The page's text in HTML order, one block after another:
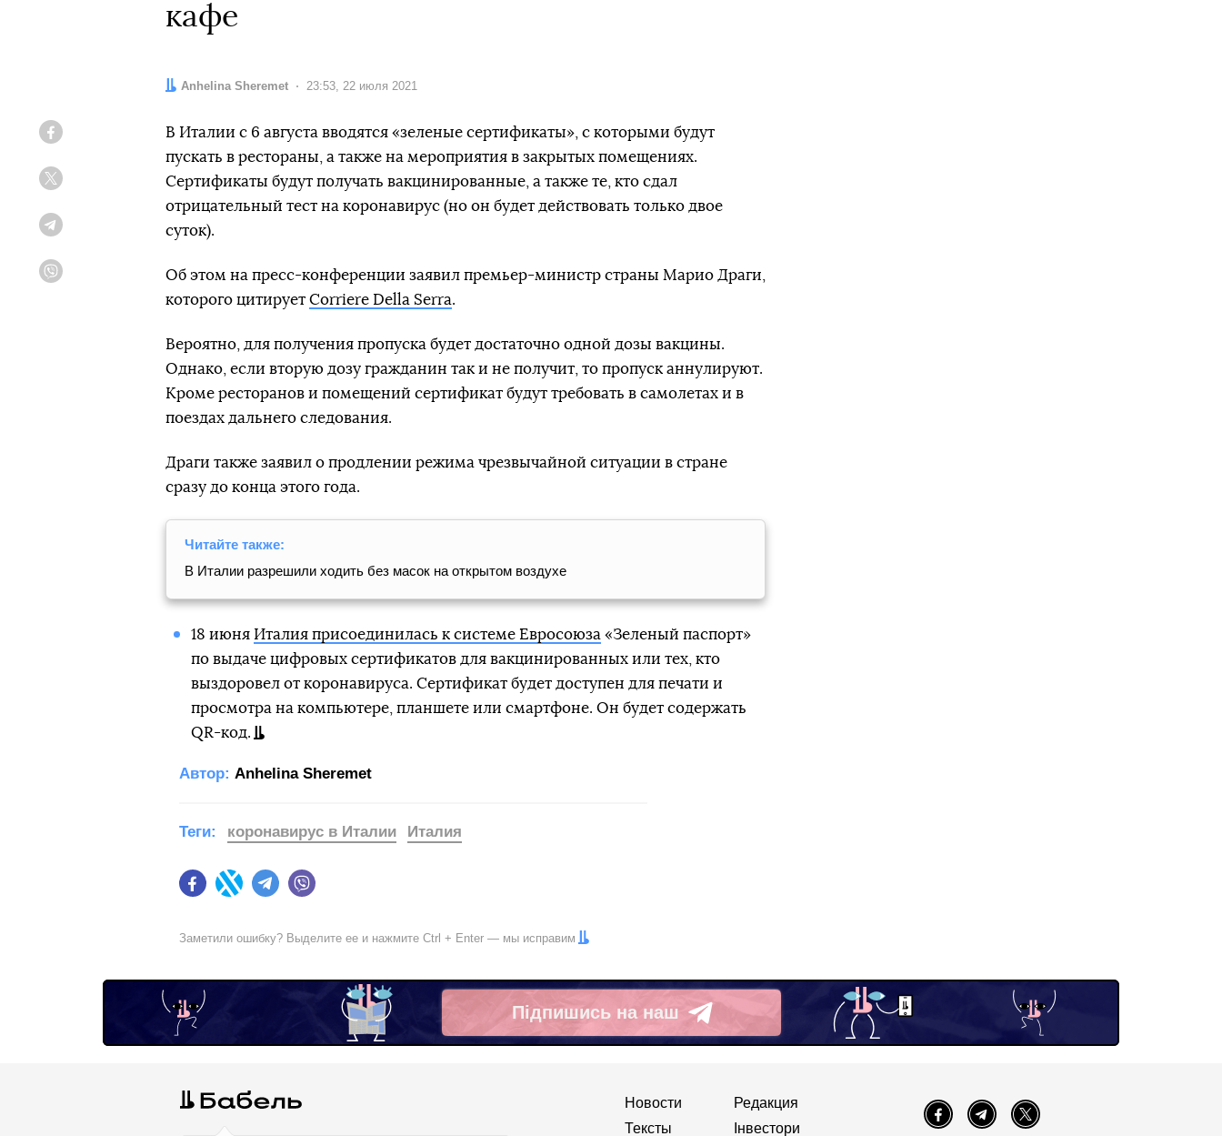
кафе
Автор:
Anhelina Sheremet Дата:
23:53, 22 июля 2021
В Италии с 6 августа вводятся «зеленые сертификаты», с которыми будут
пускать в рестораны, а также на мероприятия в закрытых помещениях.
Сертификаты будут получать вакцинированные, а также те, кто сдал
отрицательный тест на коронавирус (но он будет действовать только двое
суток).
Об этом на пресс-конференции заявил премьер-министр страны Марио Драги,
которого цитирует Corriere Della Serra.
Вероятно, для получения пропуска будет достаточно одной дозы вакцины.
Однако, если вторую дозу гражданин так и не получит, то пропуск аннулируют.
Кроме ресторанов и помещений сертификат будут требовать в самолетах и в
поездах дальнего следования.
Драги также заявил о продлении режима чрезвычайной ситуации в стране
сразу до конца этого года.
Читайте также:
В Италии разрешили ходить без масок на открытом воздухе
18 июня Италия присоединилась к системе Евросоюза «Зеленый паспорт»
по выдаче цифровых сертификатов для вакцинированных или тех, кто
выздоровел от коронавируса. Сертификат будет доступен для печати и
просмотра на компьютере, планшете или смартфоне. Он будет содержать
QR-код.
Автор: Anhelina Sheremet
FacebookTwitter Telegram
Теги: коронавирус в Италии Италия
Заметили ошибку? Выделите ее и нажмите Ctrl + Enter — мы исправим
Підпишись на наш
Telegram
Новости
Тексты
Редакция
Інвестори
FacebookTelegram Twitter